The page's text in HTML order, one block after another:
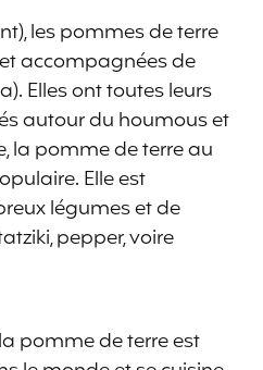
les pommes de terre
accompagnées de
Elles ont toutes leurs
autour du houmous et
la pomme de terre au
Elle est
légumes et de
pepper, voire
pomme de terre est